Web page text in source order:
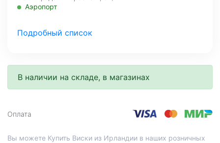
Аэропорт
МО, Красногорский г. о., 26-й км, д.7А, а.д. Балтия,
Нахимовский проспект, д.59 А, 1 этаж
Профсоюзная
Подробный список
В наличии на складе, в магазинах
Оплата
Вы можете Купить Виски из Ирландии в наших розничных